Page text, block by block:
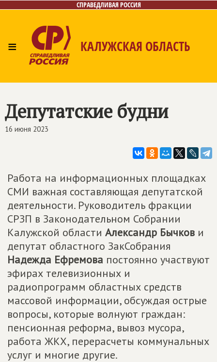
СПРАВЕДЛИВАЯ РОССИЯ
≡ КАЛУЖСКАЯ ОБЛАСТЬ
Контакты
Депутатские будни
16 июня 2023
Работа на информационных площадках
СМИ важная составляющая депутатской
деятельности. Руководитель фракции
СРЗП в Законодательном Собрании
Калужской области Александр Бычков и
депутат областного ЗакСобрания
Надежда Ефремова постоянно участвуют
эфирах телевизионных и
радиопрограмм областных средств
массовой информации, обсуждая острые
вопросы, которые волнуют граждан:
пенсионная реформа, вывоз мусора,
работа ЖКХ, перерасчеты коммунальных
услуг и многие другие.